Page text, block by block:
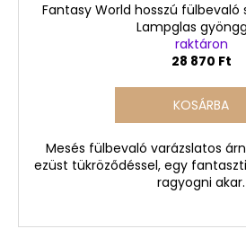
Fantasy World hosszú fülbevaló
Lampglas
raktáron
28 870 Ft
KOSÁRBA
Mesés fülbevaló varázslatos
ezüst tükröződéssel, egy
ragyogni akar.